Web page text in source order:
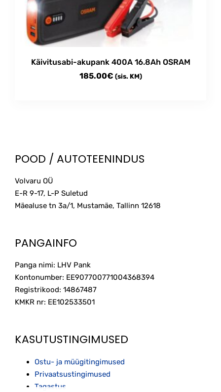
Käivitusabi-akupank 400A 16.8Ah OSRAM
185.00€ (sis. KM)
POOD / AUTOTEENINDUS
Volvaru OÜ
E-R 9-17, L-P Suletud
Mäealuse tn 3a/1, Mustamäe, Tallinn 12618
PANGAINFO
Panga nimi: LHV Pank
Kontonumber: EE907700771004368394
Registrikood: 14867487
KMKR nr: EE102533501
KASUTUSTINGIMUSED
Ostu- ja müügitingimused
Privaatsustingimused
Tagastus